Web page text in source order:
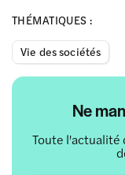
THÉMATIQUES :
Vie des sociétés
Ne
Toute l'actualité